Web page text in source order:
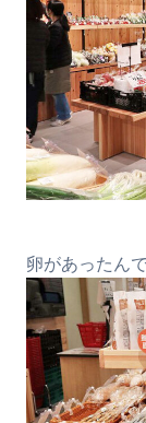
卵があったん